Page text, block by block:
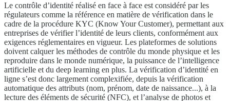
Le contrôle d’identité réalisé en face à face est considéré par les
régulateurs comme la référence en matière de vérification dans le
cadre de la procédure KYC (Know Your Customer), permettant aux
entreprises de vérifier l’identité de leurs clients, conformément aux
exigences réglementaires en vigueur. Les plateformes de solutions
doivent calquer les méthodes de contrôle du monde physique et les
reproduire dans le monde numérique, la puissance de l’intelligence
artificielle et du deep learning en plus. La vérification d’identité en
ligne s’est donc largement complexifiée, depuis la vérification
automatique des attributs (nom, prénom, date de naissance...), à la
lecture des éléments de sécurité (NFC), et l’analyse de photos et